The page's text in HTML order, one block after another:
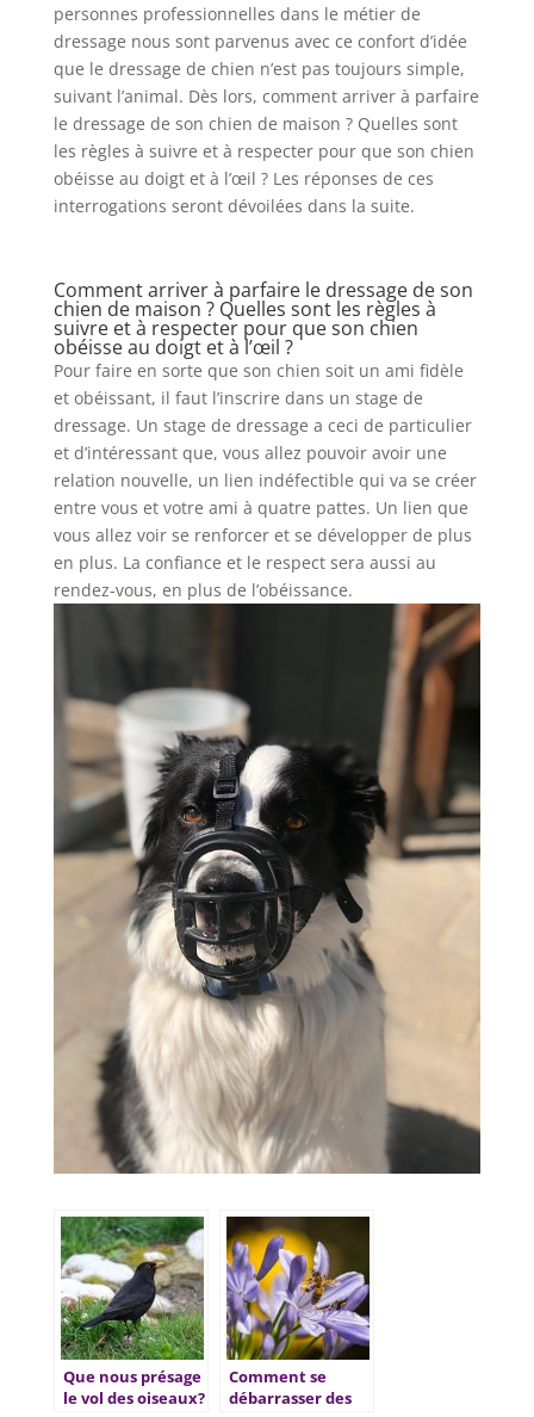
personnes professionnelles dans le métier de
dressage nous sont parvenus avec ce confort d’idée
que le dressage de chien n’est pas toujours simple,
suivant l’animal. Dès lors, comment arriver à parfaire
le dressage de son chien de maison ? Quelles sont
les règles à suivre et à respecter pour que son chien
obéisse au doigt et à l’œil ? Les réponses de ces
interrogations seront dévoilées dans la suite.
Comment arriver à parfaire le dressage de son
chien de maison ? Quelles sont les règles à
suivre et à respecter pour que son chien
obéisse au doigt et à l’œil ?
Pour faire en sorte que son chien soit un ami fidèle
et obéissant, il faut l’inscrire dans un stage de
dressage. Un stage de dressage a ceci de particulier
et d’intéressant que, vous allez pouvoir avoir une
relation nouvelle, un lien indéfectible qui va se créer
entre vous et votre ami à quatre pattes. Un lien que
vous allez voir se renforcer et se développer de plus
en plus. La confiance et le respect sera aussi au
rendez-vous, en plus de l’obéissance.
Que nous présage
le vol des oiseaux?
Comment se
débarrasser des